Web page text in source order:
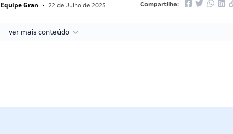
Equipe Gran • 22 de Julho de 2025 Compartilhe:
ver mais conteúdo